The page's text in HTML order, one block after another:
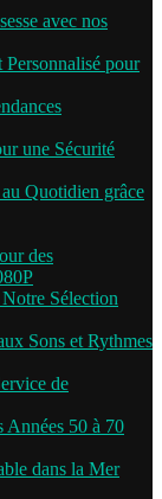
avec nos
pour
une Sécurité
Quotidien grâce
des
Sélection
Sons et Rythmes
de
Années 50 à 70
dans la Mer